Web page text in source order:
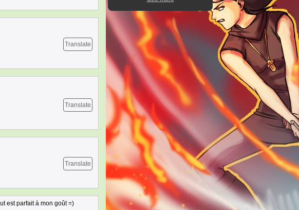
Translate
Translate
Translate
est parfait à mon goût =)